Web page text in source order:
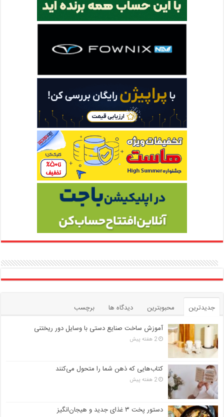
جدیدترین محبوبترین دیدگاه ها
برچسب
آموزش ساخت صنایع دستی با وسایل دور ریختنی
2 هفته پیش
کتاب‌هایی که ذهن شما را متحول می‌کنند
2 هفته پیش
دستور پخت ۳ غذای جدید و هیجان‌انگیز